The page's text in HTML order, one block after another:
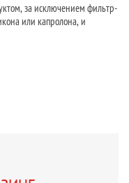
за исключением фильтр-
или капролона, и